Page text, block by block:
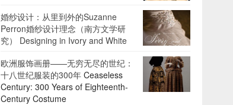
婚纱设计：从里到外的Suzanne
Perron婚纱设计理念（南方文学研
究） Designing in Ivory and White
欧洲服饰画册——无穷无尽的世纪：
十八世纪服装的300年 Ceaseless
Century: 300 Years of Eighteenth-
Century Costume